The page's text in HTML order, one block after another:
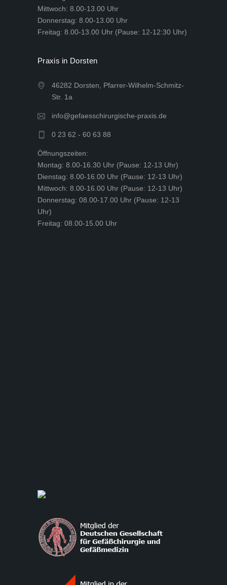
Mittwoch: 8.00-13.00 Uhr
Donnerstag: 8.00-13.00 Uhr
Freitag: 8.00-13.00 Uhr (Pause: 12-12:30 Uhr)
Praxis in Dorsten
46282 Dorsten, Pfarrer-Wilhelm-Schmitz-
Str. 1a
info@gefaesschirurgische-praxis.de
0 23 62 - 60 63 88
Öffnungszeiten:
Montag: 8.00-16.30 Uhr (Pause: 12-13 Uhr)
Dienstag: 8.00-16.00 Uhr (Pause: 12-13 Uhr)
Mittwoch: 8.00-16.00 Uhr (Pause: 12-13 Uhr)
Donnerstag: 08.00-17.00 Uhr (Pause: 12-13
Uhr)
Freitag: 08.00-15.00 Uhr